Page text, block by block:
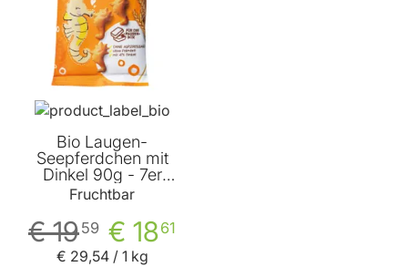
Bio Laugen-
Seepferdchen mit
Dinkel 90g - 7er
Vorteilspack von
Fruchtbar
€ 1861
€ 1959
€ 29,54/ 1 kg